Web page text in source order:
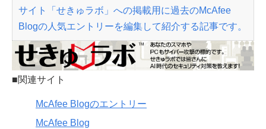
サイト「せきゅラボ」への掲載用に過去のMcAfee
Blogの人気エントリーを編集して紹介する記事です。
■関連サイト
McAfee Blogのエントリー
McAfee Blog